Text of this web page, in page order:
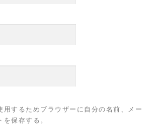
用するためブラウザーに自分の名前、メー
保存する。